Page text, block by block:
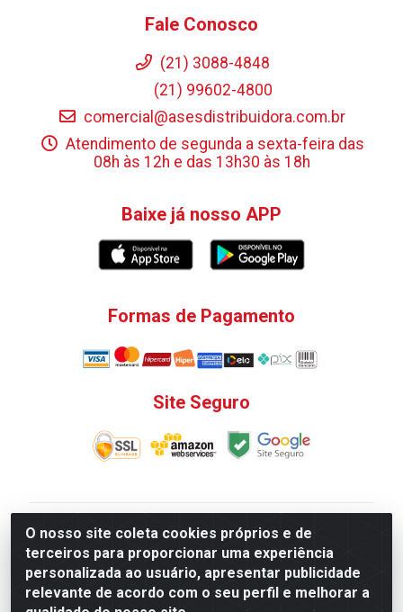
O nosso site coleta cookies próprios e de
terceiros para proporcionar uma experiência
personalizada ao usuário, apresentar publicidade
relevante de acordo com o seu perfil e melhorar a
Fale Conosco
(21) 3088-4848
(21) 99602-4800
comercial@asesdistribuidora.com.br
Atendimento de segunda a sexta-feira das
08h às 12h e das 13h30 às 18h
Baixe já nosso APP
Formas de Pagamento
Site Seguro
V. C. Ferragens LTDA - Rua do Matoso, 132 - Praça da
Bandeira, Rio de Janeiro/ RJ - CEP 20.270-135 - CNPJ
12.324.723/0001-25
Todas as regras de promoções, descontos, preços e
prazos de pagamento e entrega expostos aqui são